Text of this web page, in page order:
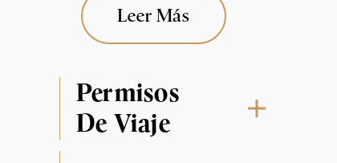
Leer Más
Permisos
De Viaje